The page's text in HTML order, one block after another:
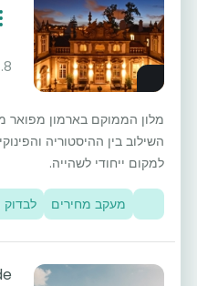
השילוב בין ההיסטוריה
למקום ייחודי לשהייה.
מעקב מחירים לבדוק